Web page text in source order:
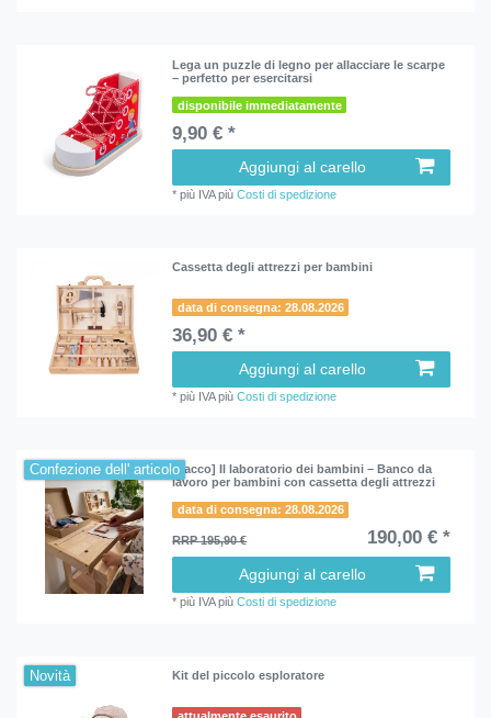
Lega un puzzle di legno per allacciare le scarpe
– perfetto per esercitarsi
disponibile immediatamente
9,90 € *
Aggiungi al carello
*più IVApiùCosti di spedizione
Cassetta degli attrezzi per bambini
data di consegna: 28.08.2026
36,90 € *
Aggiungi al carello
*più IVApiùCosti di spedizione
Confezione dell' articolo[Pacco] Il laboratorio dei bambini – Banco da
lavoro per bambini con cassetta degli attrezzi
data di consegna: 28.08.2026
RRP 195,90 € 190,00 € *
Aggiungi al carello
*più IVApiùCosti di spedizione
Novità Kit del piccolo esploratore